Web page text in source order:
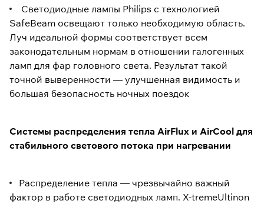
Светодиодные лампы Philips с технологией
SafeBeam освещают только необходимую область.
Луч идеальной формы соответствует всем
законодательным нормам в отношении галогенных
ламп для фар головного света. Результат такой
точной выверенности — улучшенная видимость и
большая безопасность ночных поездок
Системы распределения тепла AirFlux и AirCool для
стабильного светового потока при нагревании
Распределение тепла — чрезвычайно важный
фактор в работе светодиодных ламп. X-tremeUltinon